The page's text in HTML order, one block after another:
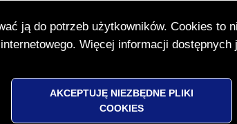
ją do potrzeb użytkowników. Cookies to
Więcej informacji dostępnych
AKCEPTUJĘ NIEZBĘDNE PLIKI
COOKIES
pl
Toruń | Wszelkie prawa zastrzeżone.